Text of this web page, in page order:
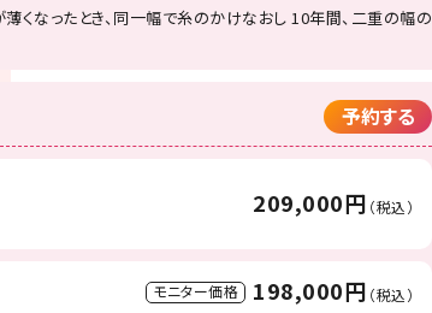
くなったとき、同一幅で糸のかけなおし 10年間、二重の幅の
予約する
209,000円 （税込）
モニター価格 198,000円 （税込）